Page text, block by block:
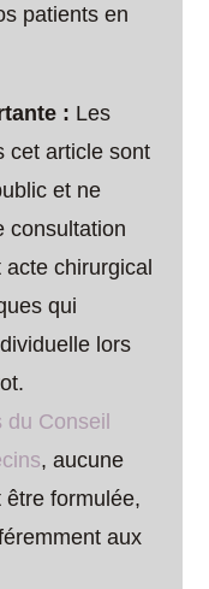
patients en
: Les
cet article sont
et ne
consultation
chirurgical
qui
lors
du Conseil
, aucune
formulée,
aux